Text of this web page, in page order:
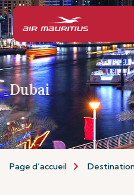
Dubai
Page d’accueil